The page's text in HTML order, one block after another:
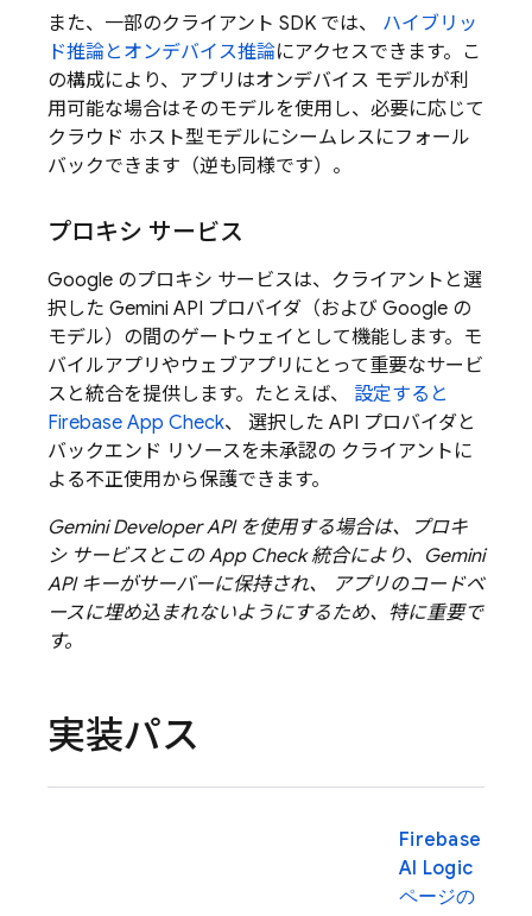
また、一部のクライアント SDK では、 ハイブリッ
ド推論とオンデバイス推論にアクセスできます。こ
の構成により、アプリはオンデバイス モデルが利
用可能な場合はそのモデルを使用し、必要に応じて
クラウド ホスト型モデルにシームレスにフォール
バックできます（逆も同様です）。
プロキシ サービス
Google のプロキシ サービスは、クライアントと選
択した Gemini API プロバイダ（および Google の
モデル）の間のゲートウェイとして機能します。モ
バイルアプリやウェブアプリにとって重要なサービ
スと統合を提供します。たとえば、 設定すると
Firebase App Check、 選択した API プロバイダと
バックエンド リソースを未承認の クライアントに
よる不正使用から保護できます。
Gemini Developer APIを使用する場合は、プロキ
シ サービスとこの App Check統合により、 Gemini
API キーがサーバーに保持され、 アプリのコードベ
ースに埋め込まれないようにするため、特に重要で
す。
実装パス
Firebase
AI Logic
ページの